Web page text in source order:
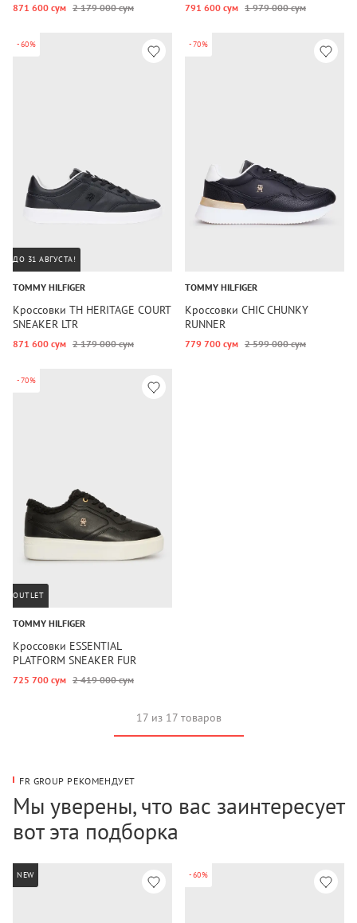
871 600 сум 2 179 000 сум 791 600 сум 1 979 000 сум
-60%
ДО 31 АВГУСТА!
TOMMY HILFIGER
Кроссовки TH HERITAGE COURT
SNEAKER LTR
871 600 сум 2 179 000 сум
-70%
TOMMY HILFIGER
Кроссовки CHIC CHUNKY
RUNNER
779 700 сум 2 599 000 сум
-70%
OUTLET
TOMMY HILFIGER
Кроссовки ESSENTIAL
PLATFORM SNEAKER FUR
725 700 сум 2 419 000 сум
17 из 17 товаров
FR GROUP РЕКОМЕНДУЕТ
Мы уверены, что вас заинтересует
вот эта подборка
NEW -60%